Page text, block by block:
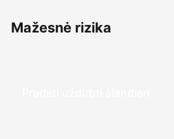
Mažesnė rizika
Pradėti uždirbti šiandien